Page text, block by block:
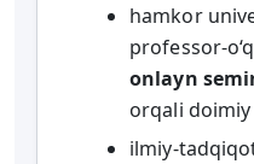
hamkor
professor-
onlayn
orqali
ilmiy-